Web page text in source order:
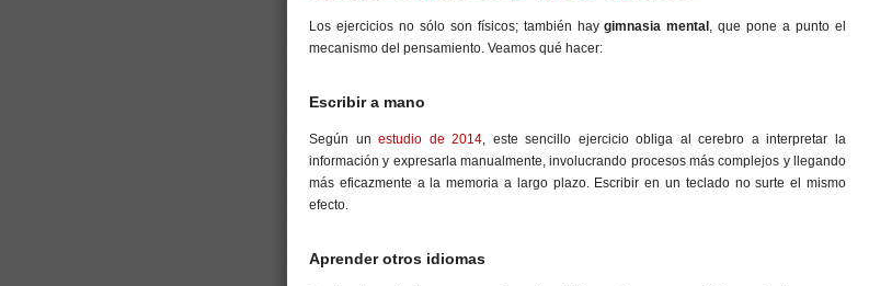
Los ejercicios no sólo son físicos; también haygimnasia mental , que pone a punto el
mecanismo del pensamiento. Veamos qué hacer:
Escribir a mano
Según unestudio de 2014, este sencillo ejercicio obliga al cerebro a interpretar la
información y expresarla manualmente, involucrando procesos más complejos y llegando
más eficazmente a la memoria a largo plazo. Escribir en un teclado no surte el mismo
efecto.
Aprender otros idiomas